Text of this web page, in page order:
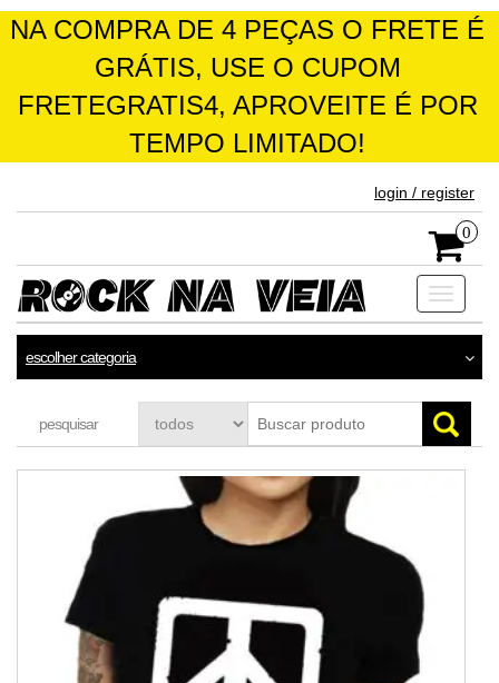
NA COMPRA DE 4 PEÇAS O FRETE É
GRÁTIS, USE O CUPOM
FRETEGRATIS4, APROVEITE É POR
TEMPO LIMITADO!
login / register
0
Toggle
escolher categoria
pesquisar